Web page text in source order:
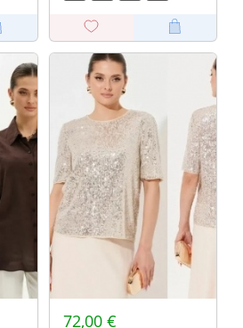
72,00 €